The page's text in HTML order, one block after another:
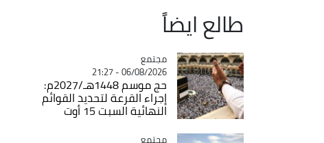
طالع ايضاً
Catégorie
مجتمع
06/08/2026 - 21:27
حج موسم 1448هـ/2027م:
إجراء القرعة لتحديد القوائم
النهائية السبت 15 أوت
Catégorie
مجتمع